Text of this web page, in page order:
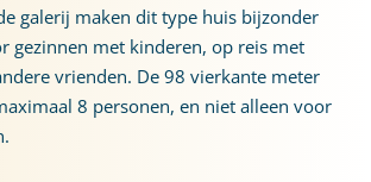
galerij maken dit type huis bijzonder
gezinnen met kinderen, op reis met
vrienden. De 98 vierkante meter
8 personen, en niet alleen voor